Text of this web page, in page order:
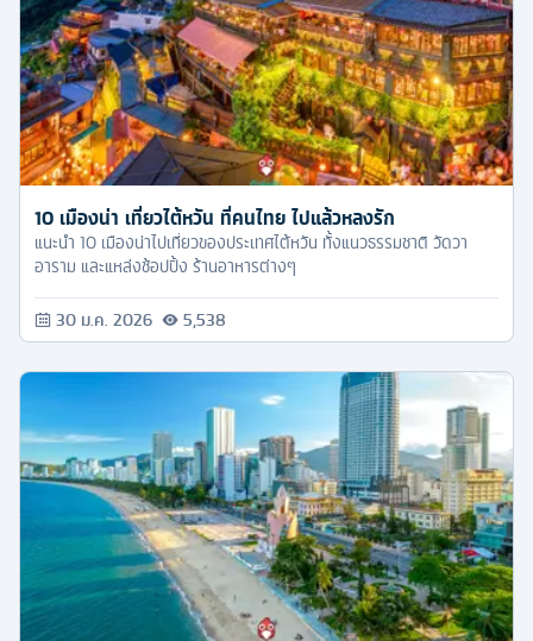
10 เมืองน่า เที่ยวไต้หวัน ที่คนไทย ไปแล้วหลงรัก
แนะนำ 10 เมืองน่าไปเที่ยวของประเทศไต้หวัน ทั้งแนวธรรมชาติ วัดวา
อาราม และแหล่งช้อปปิ้ง ร้านอาหารต่างๆ
30 ม.ค. 2026 5,538